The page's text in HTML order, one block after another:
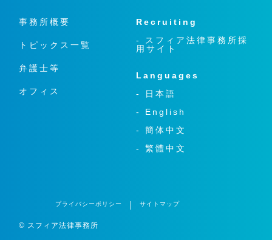
事務所概要
トピックス一覧
弁護士等
オフィス
Recruiting
- スフィア法律事務所採
用サイト
Languages
- 日本語
- English
- 簡体中文
- 繁體中文
プライバシーポリシー サイトマップ
© スフィア法律事務所